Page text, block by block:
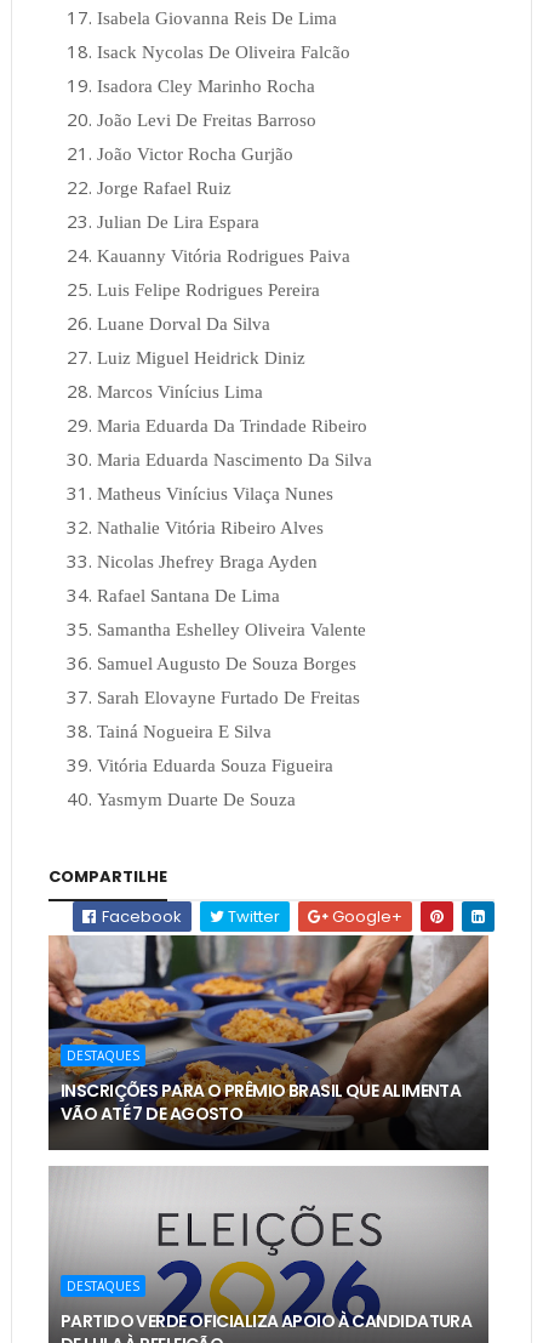
Isabela Giovanna Reis De Lima
Isack Nycolas De Oliveira Falcão
Isadora Cley Marinho Rocha
João Levi De Freitas Barroso
João Victor Rocha Gurjão
Jorge Rafael Ruiz
Julian De Lira Espara
Kauanny Vitória Rodrigues Paiva
Luis Felipe Rodrigues Pereira
Luane Dorval Da Silva
Luiz Miguel Heidrick Diniz
Marcos Vinícius Lima
Maria Eduarda Da Trindade Ribeiro
Maria Eduarda Nascimento Da Silva
Matheus Vinícius Vilaça Nunes
Nathalie Vitória Ribeiro Alves
Nicolas Jhefrey Braga Ayden
Rafael Santana De Lima
Samantha Eshelley Oliveira Valente
Samuel Augusto De Souza Borges
Sarah Elovayne Furtado De Freitas
Tainá Nogueira E Silva
Vitória Eduarda Souza Figueira
Yasmym Duarte De Souza
COMPARTILHE
Facebook
Twitter Google+
DESTAQUES
INSCRIÇÕES PARA O PRÊMIO BRASIL QUE ALIMENTA
VÃO ATÉ 7 DE AGOSTO
DESTAQUES
PARTIDO VERDE OFICIALIZA APOIO À CANDIDATURA